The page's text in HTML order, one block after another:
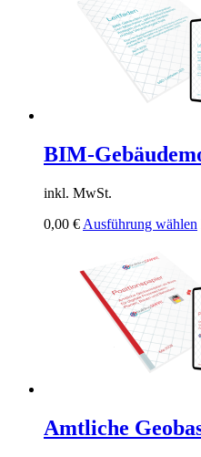
BIM-
inkl. MwSt.
0,00 € Ausführung wählen
Amtliche